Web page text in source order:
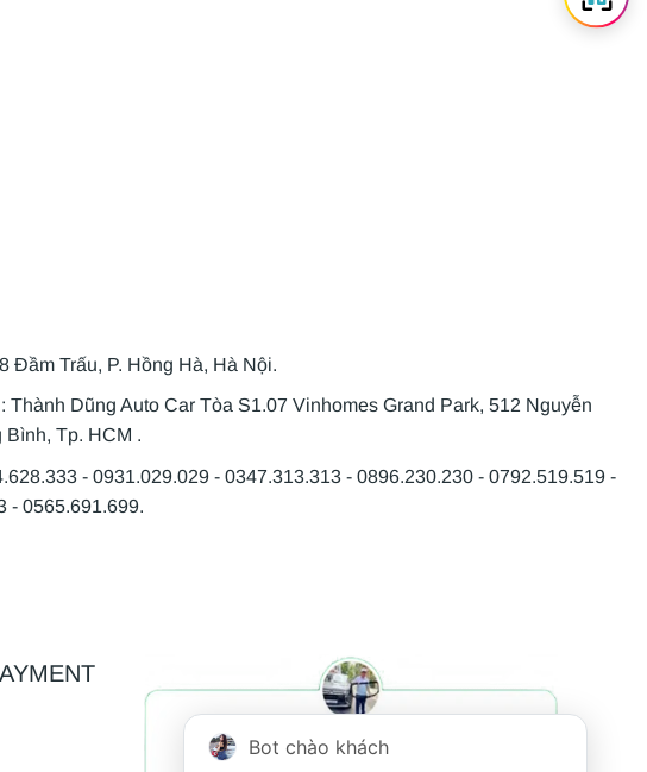
Đầm Trấu, P. Hồng Hà, Hà Nội.
Thành Dũng Auto Car Tòa S1.07 Vinhomes Grand Park, 512 Nguyễn
Bình, Tp. HCM .
- 0931.029.029 - 0347.313.313 - 0896.230.230 - 0792.519.519 -
- 0565.691.699.
Bot chào khách